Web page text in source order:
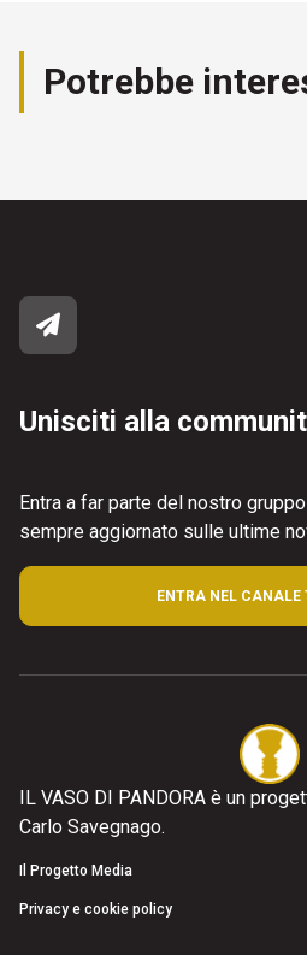
Potrebbe
Unisciti alla
Entra a far parte del nostro
sempre aggiornato sulle ultime
ENTRA NEL CANALE
IL VASO DI PANDORA è un
Carlo Savegnago.
Il Progetto Media
Privacy e cookie policy